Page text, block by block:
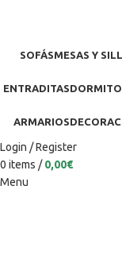
SOFÁSMESAS Y
ENTRADITAS
ARMARIOS
Login / Register
0 items / 0,00€
Menu